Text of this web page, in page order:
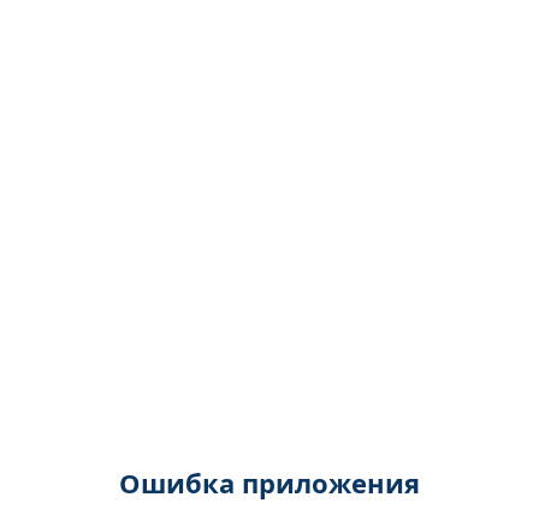
Ошибка приложения